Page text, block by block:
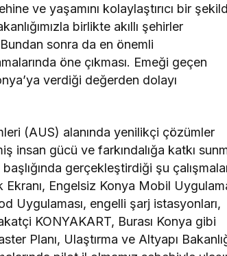
ve yaşamını kolaylaştırıcı bir
birlikte akıllı şehirler
sonra da en önemli
öne çıkması. Emeği geçen
verdiği değerden dolayı
(AUS) alanında yenilikçi çözümler
insan gücü ve farkındalığa katkı
gerçekleştirdiği şu
Engelsiz Konya Mobil
Uygulaması, engelli şarj istasyonları,
KONYAKART, Burası Konya gibi
Planı, Ulaştırma ve Altyapı